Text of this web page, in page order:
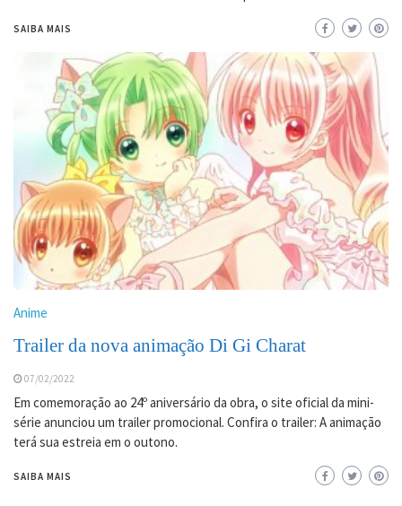
SAIBA MAIS
Anime
Trailer da nova animação Di Gi Charat
07/02/2022
Em comemoração ao 24º aniversário da obra, o site oficial da mini-
série anunciou um trailer promocional. Confira o trailer: A animação
terá sua estreia em o outono.
SAIBA MAIS